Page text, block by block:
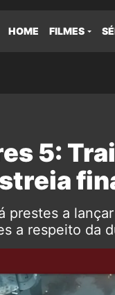
HOME FILMES
5:
prestes a
a respeito da